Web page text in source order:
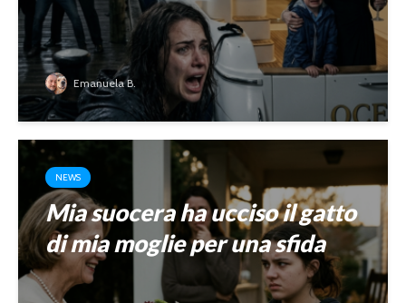
Emanuela B.
NEWS
Mia suocera ha ucciso il gatto
di mia moglie per una sfida